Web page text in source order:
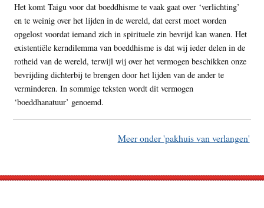
Het komt Taigu voor dat boeddhisme te vaak gaat over ‘verlichting’
en te weinig over het lijden in de wereld, dat eerst moet worden
opgelost voordat iemand zich in spirituele zin bevrijd kan wanen. Het
existentiële kerndilemma van boeddhisme is dat wij ieder delen in de
rotheid van de wereld, terwijl wij over het vermogen beschikken onze
bevrijding dichterbij te brengen door het lijden van de ander te
verminderen. In sommige teksten wordt dit vermogen
‘boeddhanatuur’ genoemd.
Meer onder 'pakhuis van verlangen'